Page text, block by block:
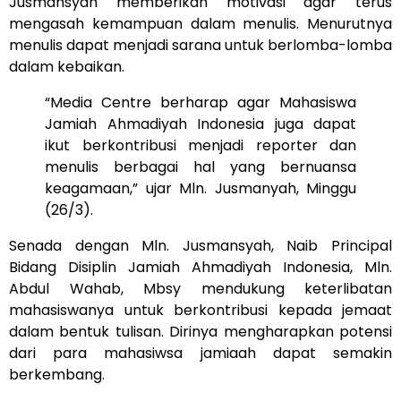
mengasah kemampuan dalam menulis. Menurutnya
menulis dapat menjadi sarana untuk berlomba-lomba
dalam kebaikan.
“Media Centre berharap agar Mahasiswa
Jamiah Ahmadiyah Indonesia juga dapat
ikut berkontribusi menjadi reporter dan
menulis berbagai hal yang bernuansa
keagamaan,” ujar Mln. Jusmanyah, Minggu
(26/3).
Senada dengan Mln. Jusmansyah, Naib Principal
Bidang Disiplin Jamiah Ahmadiyah Indonesia, Mln.
Abdul Wahab, Mbsy mendukung keterlibatan
mahasiswanya untuk berkontribusi kepada jemaat
dalam bentuk tulisan. Dirinya mengharapkan potensi
dari para mahasiwsa jamiaah dapat semakin
berkembang.